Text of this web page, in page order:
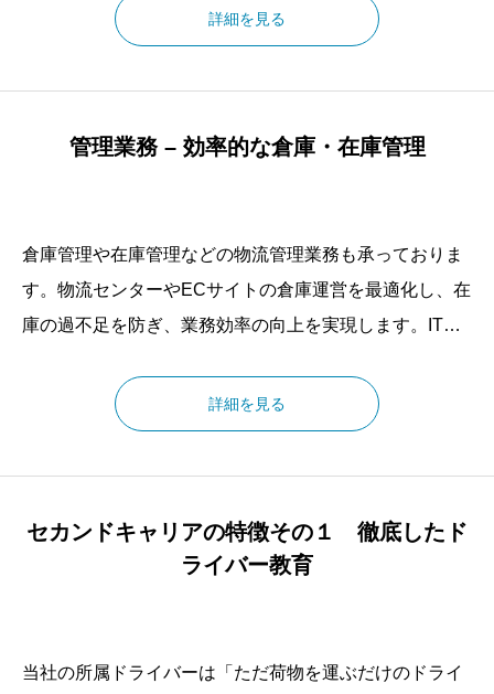
イバー、ルート配送ドライバー、スポット便ドライバー
など、業務内容に応じた最適な人材を提供いたします。
詳細を見る
管理業務 – 効率的な倉庫・在庫管理
倉庫管理や在庫管理などの物流管理業務も承っておりま
す。物流センターやECサイトの倉庫運営を最適化し、在
庫の過不足を防ぎ、業務効率の向上を実現します。ITを
庫状況を把握できる仕組みを構築することで、ビジネス
の成長をサポートいたします。
詳細を見る
セカンドキャリアの特徴その１ 徹底したド
ライバー教育
当社の所属ドライバーは「ただ荷物を運ぶだけのドライ